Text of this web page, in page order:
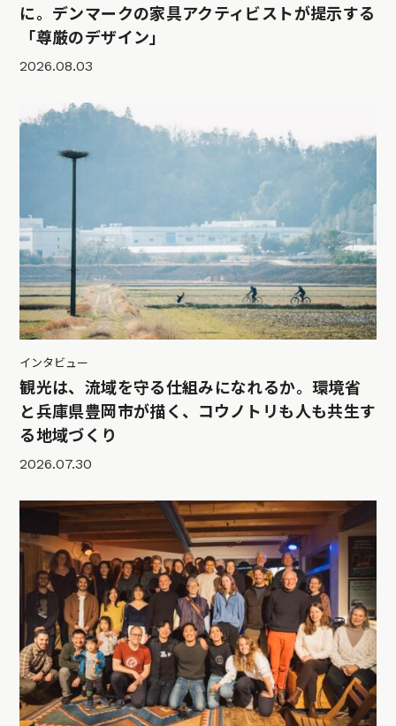
に。デンマークの家具アクティビストが提示する
「尊厳のデザイン」
2026.08.03
インタビュー
観光は、流域を守る仕組みになれるか。環境省
と兵庫県豊岡市が描く、コウノトリも人も共生す
る地域づくり
2026.07.30